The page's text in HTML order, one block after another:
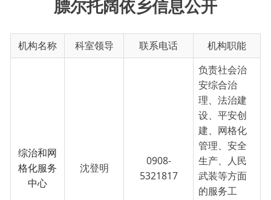
中心
负责社会治
安综合治
理、法治建
设、平安创
建、网格化
管理、安全
生产、人民
武装等方面
的服务工
作；负责群
众信访、矛
盾纠纷调